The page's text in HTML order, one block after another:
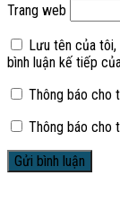
Trang web
Lưu tên của
bình luận kế tiếp
Thông báo cho
Thông báo cho